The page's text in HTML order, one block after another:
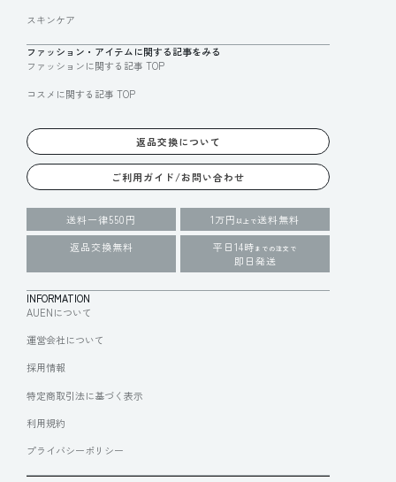
スキンケア
ファッション・アイテムに関する記事をみる
ファッションに関する記事 TOP
コスメに関する記事 TOP
返品交換について
ご利用ガイド/お問い合わせ
送料一律550円 1万円 以上で送料無料
返品交換無料
平日14時 までの注文で
即日発送
INFORMATION
AUENについて
運営会社について
採用情報
特定商取引法に基づく表示
利用規約
プライバシーポリシー